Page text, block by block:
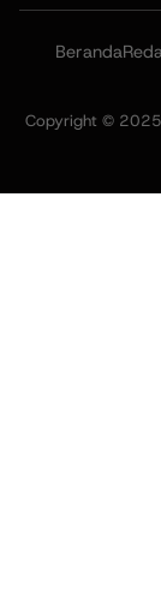
Beranda
Copyright © 2025